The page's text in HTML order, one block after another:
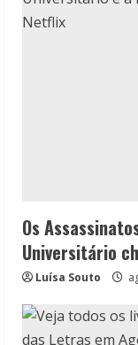
Os
Universitário
Luísa Souto